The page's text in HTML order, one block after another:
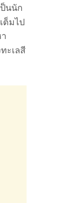
นนัก
ต็มไป
ะเลสี